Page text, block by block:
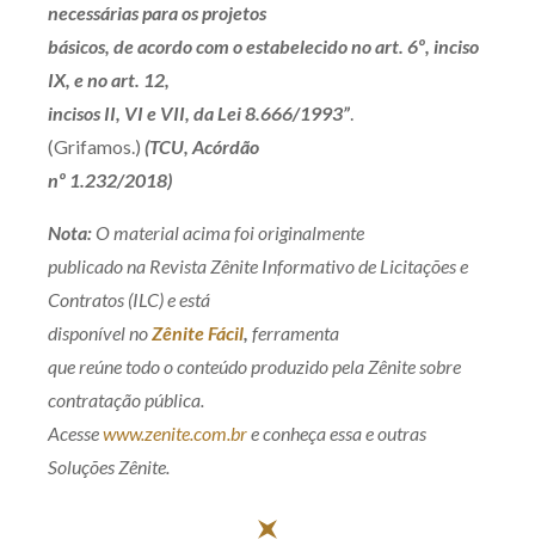
necessárias para os projetos
básicos, de acordo com o estabelecido no art. 6º, inciso
IX, e no art. 12,
incisos II, VI e VII, da Lei 8.666/1993”.
(Grifamos.) (TCU, Acórdão
nº 1.232/2018)
Nota:O material acima foi originalmente
publicado na Revista Zênite Informativo de Licitações e
Contratos (ILC) e está
disponível noZênite Fácil, ferramenta
que reúne todo o conteúdo produzido pela Zênite sobre
contratação pública.
Acessewww.zenite.com.bre conheça essa e outras
Soluções Zênite.